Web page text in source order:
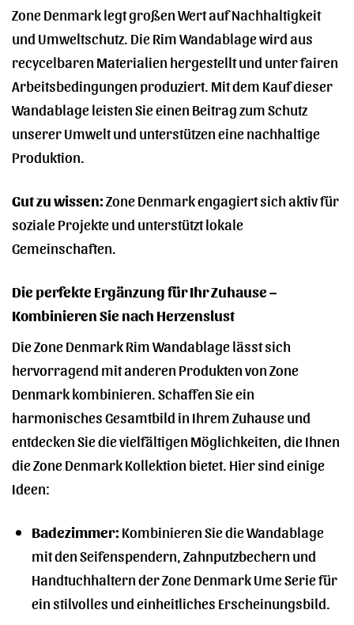
Zone Denmark legt großen Wert auf Nachhaltigkeit
und Umweltschutz. Die Rim Wandablage wird aus
recycelbaren Materialien hergestellt und unter fairen
Arbeitsbedingungen produziert. Mit dem Kauf dieser
Wandablage leisten Sie einen Beitrag zum Schutz
unserer Umwelt und unterstützen eine nachhaltige
Produktion.
Gut zu wissen:Zone Denmark engagiert sich aktiv für
soziale Projekte und unterstützt lokale
Gemeinschaften.
Die perfekte Ergänzung für Ihr Zuhause –
Kombinieren Sie nach Herzenslust
Die Zone Denmark Rim Wandablage lässt sich
hervorragend mit anderen Produkten von Zone
Denmark kombinieren. Schaffen Sie ein
harmonisches Gesamtbild in Ihrem Zuhause und
entdecken Sie die vielfältigen Möglichkeiten, die Ihnen
die Zone Denmark Kollektion bietet. Hier sind einige
Ideen:
Badezimmer:Kombinieren Sie die Wandablage
mit den Seifenspendern, Zahnputzbechern und
Handtuchhaltern der Zone Denmark Ume Serie für
ein stilvolles und einheitliches Erscheinungsbild.